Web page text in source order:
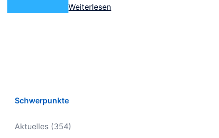
Weiterlesen
Schwerpunkte
Aktuelles (354)